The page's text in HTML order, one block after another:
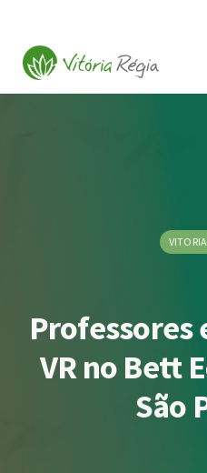
Professores
VR no Bett
São